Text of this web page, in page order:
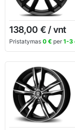
138,00 € / vnt
Pristatymas 0 €per 1-3